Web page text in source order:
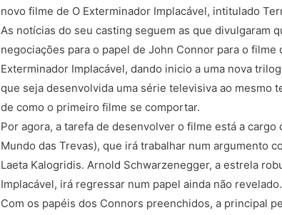
novo filme de O Exterminador Implacável, intitulado
As notícias do seu casting seguem as que divulgaram
negociações para o papel de John Connor para o
Exterminador Implacável, dando inicio a uma nova
que seja desenvolvida uma série televisiva ao mesmo
de como o primeiro filme se comportar.
Por agora, a tarefa de desenvolver o filme está a
Mundo das Trevas), que irá trabalhar num argumento
Laeta Kalogridis. Arnold Schwarzenegger, a estrela
Implacável, irá regressar num papel ainda não revelado.
Com os papéis dos Connors preenchidos, a principal